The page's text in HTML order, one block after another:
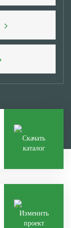
Скачать
каталог
Изменить
проект